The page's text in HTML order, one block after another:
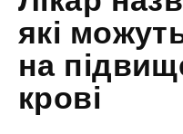
які
на
крові